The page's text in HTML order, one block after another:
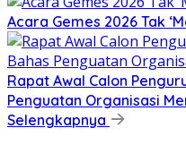
Acara Gemes 2026 Tak
Rapat Awal Calon
Penguatan Organisasi
Selengkapnya